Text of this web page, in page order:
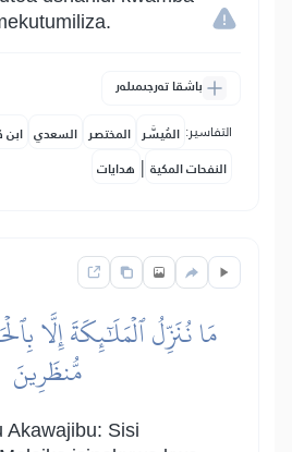
باشقا تەرجىمىلەر
التفاسير: المُيسَّر المختصر السعدي ابن
النفحات المكية | هدايات
مَا نُنَزِّلُ ٱلۡمَلَٰٓئِكَةَ إِلَّا
مُّنظَرِينَ
Akawajibu: Sisi